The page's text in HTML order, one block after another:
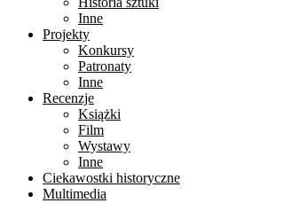
Inne
Projekty
Konkursy
Patronaty
Inne
Recenzje
Książki
Film
Wystawy
Inne
Ciekawostki historyczne
Multimedia